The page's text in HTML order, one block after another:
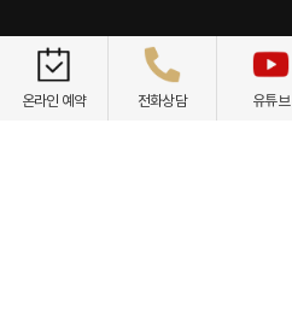
개인정보취급방침 이용약관
온라인 예약 전화상담 유튜브